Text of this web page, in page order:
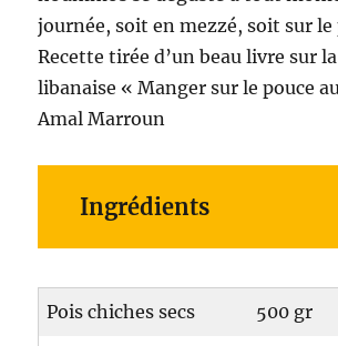
journée, soit en mezzé, soit sur le
Recette tirée d’un beau livre sur
libanaise « Manger sur le pouce
Amal Marroun
Ingrédients
Pois chiches secs 500 gr